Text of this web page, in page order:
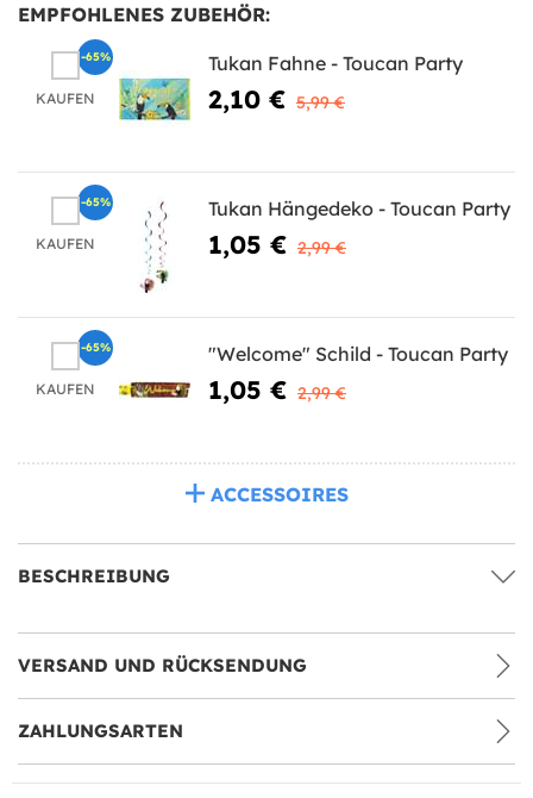
EMPFOHLENES ZUBEHÖR:
KAUFEN
Tukan Fahne - Toucan Party
2,10 € 5,99 €
-65%
KAUFEN
Tukan Hängedeko - Toucan Party
1,05 € 2,99 €
-65%
KAUFEN
"Welcome" Schild - Toucan Party
1,05 € 2,99 €
-65%
ACCESSOIRES
BESCHREIBUNG
VERSAND UND RÜCKSENDUNG
ZAHLUNGSARTEN